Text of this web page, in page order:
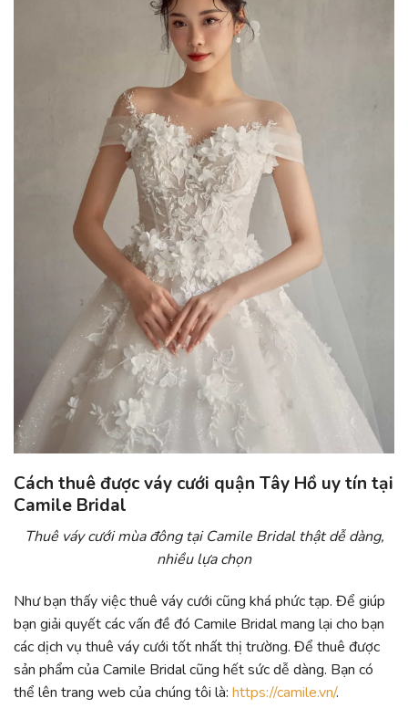
Cách thuê được váy cưới quận Tây Hồ uy tín tại
Camile Bridal
Thuê váy cưới mùa đông tại Camile Bridal thật dễ dàng,
nhiều lựa chọn
Như bạn thấy việc thuê váy cưới cũng khá phức tạp. Để giúp
bạn giải quyết các vấn đề đó Camile Bridal mang lại cho bạn
các dịch vụ thuê váy cưới tốt nhất thị trường. Để thuê được
sản phẩm của Camile Bridal cũng hết sức dễ dàng. Bạn có
thể lên trang web của chúng tôi là: https://camile.vn/.